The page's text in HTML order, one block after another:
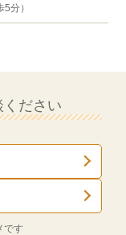
分）
ださい
です